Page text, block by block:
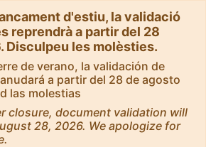
d'estiu, la validació
reprendrà a partir del 28
Disculpeu les molèsties.
de verano, la validación de
a partir del 28 de agosto
las molestias
closure, document validation will
28, 2026. We apologize for